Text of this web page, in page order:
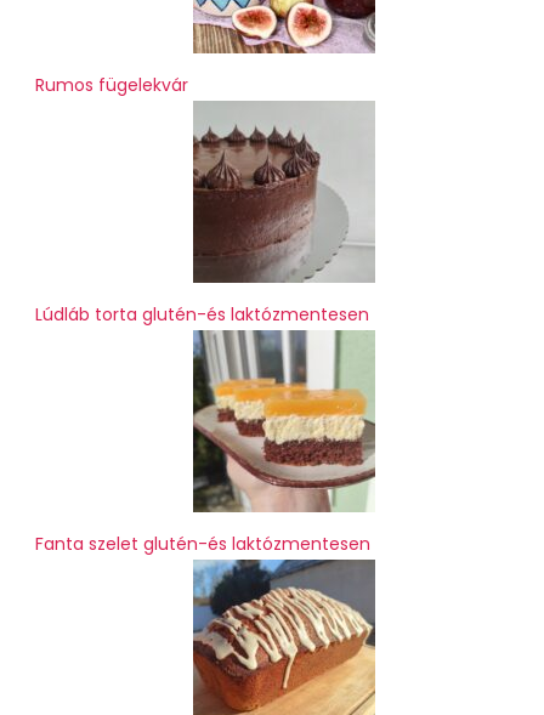
Rumos fügelekvár
Lúdláb torta glutén-és laktózmentesen
Fanta szelet glutén-és laktózmentesen